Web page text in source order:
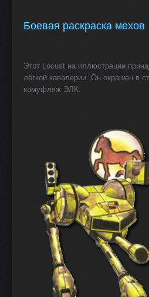
Боевая раскраска мехов
Этот Locust на иллюстрации
лёгкой кавалерии. Он окрашен в
камуфляж ЭЛК.